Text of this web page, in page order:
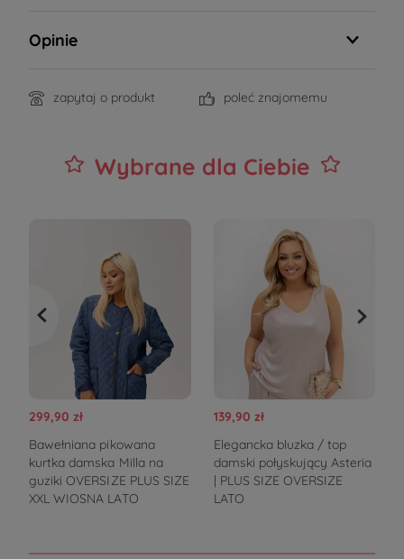
Opinie
zapytaj o produkt poleć znajomemu
Wybrane dla Ciebie
299,90 zł
Bawełniana pikowana
kurtka damska Milla na
guziki OVERSIZE PLUS SIZE
XXL WIOSNA LATO
139,90 zł
Elegancka bluzka / top
damski połyskujący Asteria
| PLUS SIZE OVERSIZE
LATO